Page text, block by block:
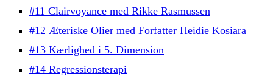
#11 Clairvoyance med Rikke Rasmussen
#12 Æteriske Olier med Forfatter Heidie Kosiara
#13 Kærlighed i 5. Dimension
#14 Regressionsterapi